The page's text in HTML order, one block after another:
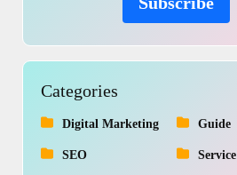
Categories
Digital Marketing
Guide
SEO
Service